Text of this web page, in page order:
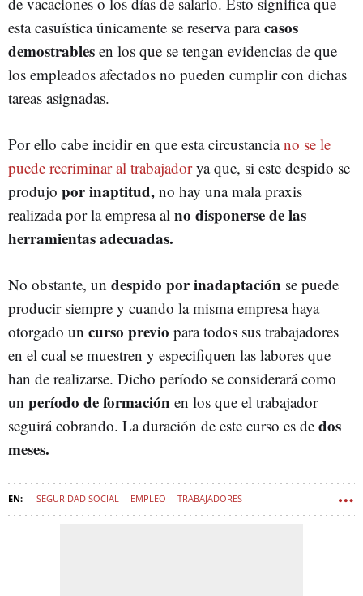
esta casuística únicamente se reserva paracasos
demostrables en los que se tengan evidencias de que
los empleados afectados no pueden cumplir con dichas
tareas asignadas.
Por ello cabe incidir en que esta circustanciano se le
puede recriminar al trabajadorya que, si este despido se
produjo por inaptitud, no hay una mala praxis
realizada por la empresa al no disponerse de las
herramientas adecuadas.
No obstante, un despido por inadaptación se puede
producir siempre y cuando la misma empresa haya
otorgado un curso previo para todos sus trabajadores
en el cual se muestren y especifiquen las labores que
han de realizarse. Dicho período se considerará como
un período de formación en los que el trabajador
seguirá cobrando. La duración de este curso es de dos
meses.
SEGURIDAD SOCIAL EMPLEO TRABAJADORES